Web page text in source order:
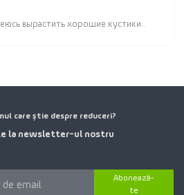
вырастить хорошие кустики..
care știe despre reduceri?
la newsletter-ul nostru
Abonează-
te